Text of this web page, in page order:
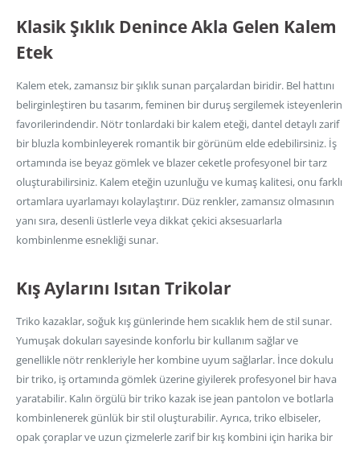
Klasik Şıklık Denince Akla Gelen Kalem
Etek
Kalem etek, zamansız bir şıklık sunan parçalardan biridir. Bel hattını
belirginleştiren bu tasarım, feminen bir duruş sergilemek isteyenlerin
favorilerindendir. Nötr tonlardaki bir kalem eteği, dantel detaylı zarif
bir bluzla kombinleyerek romantik bir görünüm elde edebilirsiniz. İş
ortamında ise beyaz gömlek ve blazer ceketle profesyonel bir tarz
oluşturabilirsiniz. Kalem eteğin uzunluğu ve kumaş kalitesi, onu farklı
ortamlara uyarlamayı kolaylaştırır. Düz renkler, zamansız olmasının
yanı sıra, desenli üstlerle veya dikkat çekici aksesuarlarla
kombinlenme esnekliği sunar.
Kış Aylarını Isıtan Trikolar
Triko kazaklar, soğuk kış günlerinde hem sıcaklık hem de stil sunar.
Yumuşak dokuları sayesinde konforlu bir kullanım sağlar ve
genellikle nötr renkleriyle her kombine uyum sağlarlar. İnce dokulu
bir triko, iş ortamında gömlek üzerine giyilerek profesyonel bir hava
yaratabilir. Kalın örgülü bir triko kazak ise jean pantolon ve botlarla
kombinlenerek günlük bir stil oluşturabilir. Ayrıca, triko elbiseler,
opak çoraplar ve uzun çizmelerle zarif bir kış kombini için harika bir